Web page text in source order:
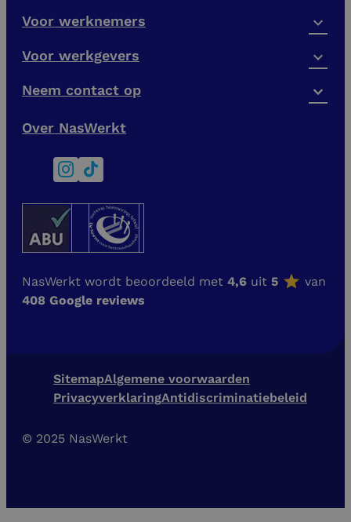
Voor werknemers
Voor werkgevers
Neem contact op
Over NasWerkt
NasWerkt wordt beoordeeld met 4,6 uit 5
van
408 Google reviews
SitemapAlgemene voorwaarden
PrivacyverklaringAntidiscriminatiebeleid
© 2025 NasWerkt